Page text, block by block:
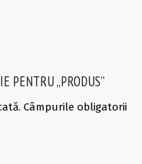
PENTRU „PRODUS”
Câmpurile obligatorii